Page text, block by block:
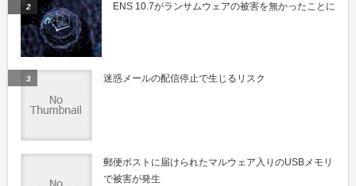
ENS 10.7がランサムウェアの被害を無かったことに
迷惑メールの配信停止で生じるリスク
郵便ポストに届けられたマルウェア入りのUSBメモリ
で被害が発生